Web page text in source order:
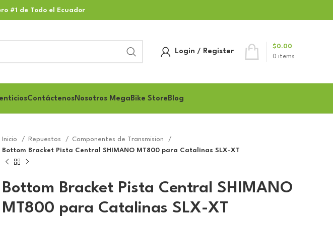
#1 de Todo el Ecuador
Login / Register
0 items
$0.00
ContáctenosNosotros MegaBike Store Blog
Inicio Repuestos
Componentes de Transmision
Bottom Bracket Pista Central SHIMANO MT800 para Catalinas SLX-XT
Bottom Bracket Pista Central SHIMANO
MT800 para Catalinas SLX-XT